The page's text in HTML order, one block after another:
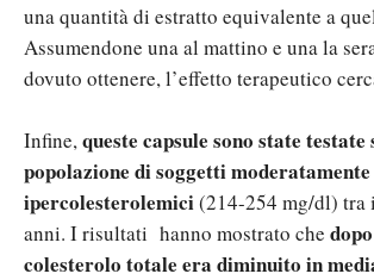
una quantità di estratto equivalente a
Assumendone una al mattino e una la
dovuto ottenere, l’effetto terapeutico
Infine,queste capsule sono state testate
popolazione di soggetti moderatamente
ipercolesterolemici(214-254 mg/dl) tra
anni. I risultati hanno mostrato che
colesterolo totale era diminuito in